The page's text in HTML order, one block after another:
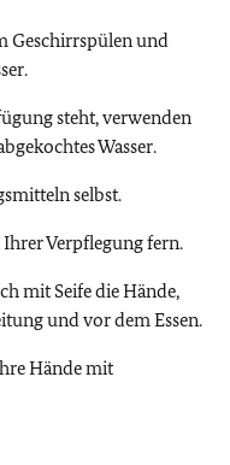
Geschirrspülen und
steht, verwenden
Wasser.
selbst.
Verpflegung fern.
mit Seife die Hände,
und vor dem Essen.
Hände mit